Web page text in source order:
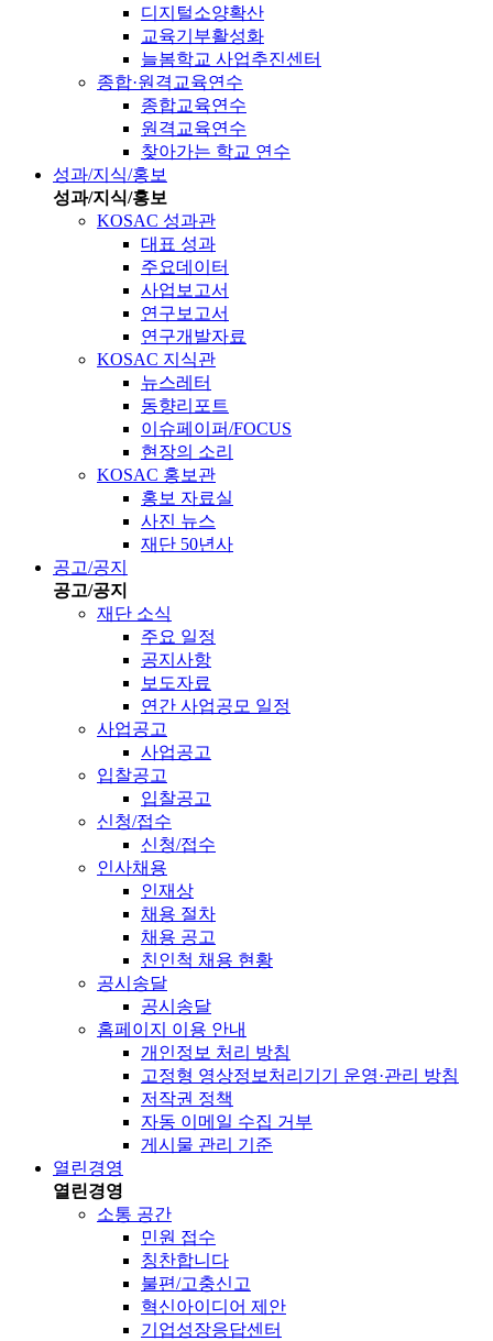
디지털소양확산
교육기부활성화
늘봄학교 사업추진센터
종합·원격교육연수
종합교육연수
원격교육연수
찾아가는 학교 연수
성과/지식/홍보
성과/지식/홍보
KOSAC 성과관
대표 성과
주요데이터
사업보고서
연구보고서
연구개발자료
KOSAC 지식관
뉴스레터
동향리포트
이슈페이퍼/FOCUS
현장의 소리
KOSAC 홍보관
홍보 자료실
사진 뉴스
재단 50년사
공고/공지
공고/공지
재단 소식
주요 일정
공지사항
보도자료
연간 사업공모 일정
사업공고
사업공고
입찰공고
입찰공고
신청/접수
신청/접수
인사채용
인재상
채용 절차
채용 공고
친인척 채용 현황
공시송달
공시송달
홈페이지 이용 안내
개인정보 처리 방침
고정형 영상정보처리기기 운영·관리 방침
저작권 정책
자동 이메일 수집 거부
게시물 관리 기준
열린경영
열린경영
소통 공간
민원 접수
칭찬합니다
불편/고충신고
혁신아이디어 제안
기업성장응답센터